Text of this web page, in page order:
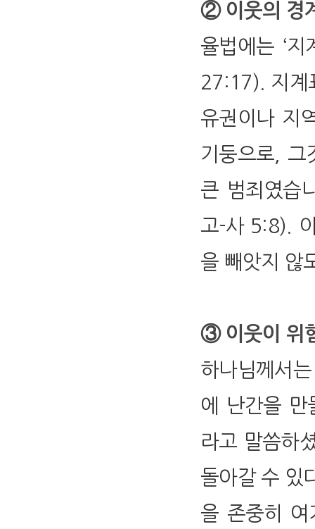
② 이웃의 경
율법에는 ‘
27:17). 지계
유권이나 지
기둥으로, 그
큰 범죄였습
고-사 5:8).
을 빼앗지 않
③ 이웃이 위
하나님께서
에 난간을 만
라고 말씀하
돌아갈 수 있
을 존중히 여